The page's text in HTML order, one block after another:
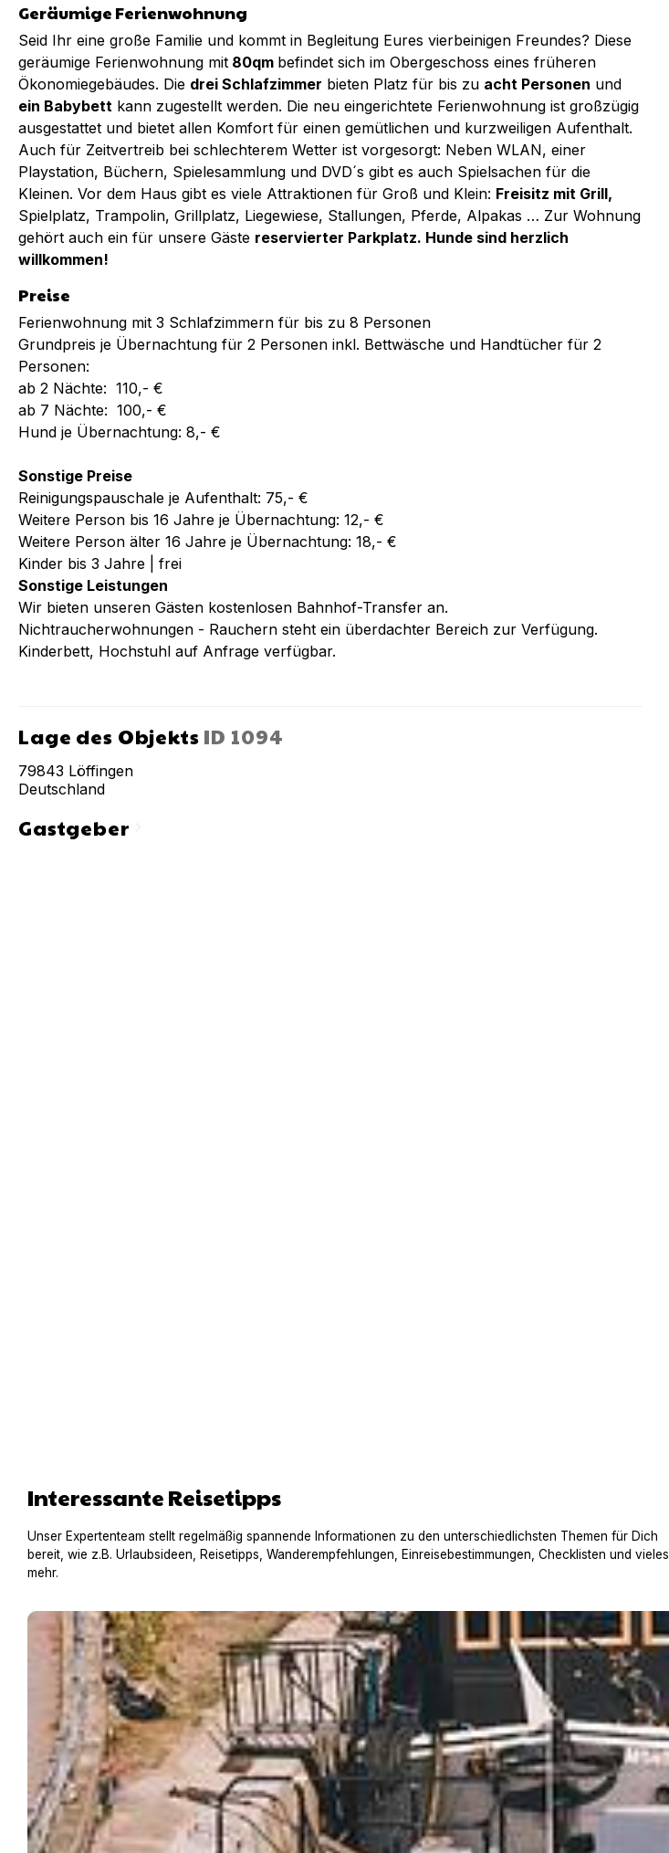
Geräumige Ferienwohnung
Seid Ihr eine große Familie und kommt in Begleitung Eures vierbeinigen Freundes? Diese
geräumige Ferienwohnung mit 80qm befindet sich im Obergeschoss eines früheren
Ökonomiegebäudes. Die drei Schlafzimmer bieten Platz für bis zu acht Personen und
ein Babybett kann zugestellt werden. Die neu eingerichtete Ferienwohnung ist großzügig
ausgestattet und bietet allen Komfort für einen gemütlichen und kurzweiligen Aufenthalt.
Auch für Zeitvertreib bei schlechterem Wetter ist vorgesorgt: Neben WLAN, einer
Playstation, Büchern, Spielesammlung und DVD´s gibt es auch Spielsachen für die
Kleinen. Vor dem Haus gibt es viele Attraktionen für Groß und Klein: Freisitz mit Grill,
Spielplatz, Trampolin, Grillplatz, Liegewiese, Stallungen, Pferde, Alpakas … Zur Wohnung
gehört auch ein für unsere Gäste reservierter Parkplatz. Hunde sind herzlich
willkommen!
Preise
Ferienwohnung mit 3 Schlafzimmern für bis zu 8 Personen
Grundpreis je Übernachtung für 2 Personen inkl. Bettwäsche und Handtücher für 2
Personen:
ab 2 Nächte: 110,- €
ab 7 Nächte: 100,- €
Hund je Übernachtung: 8,- €
Sonstige Preise
Reinigungspauschale je Aufenthalt: 75,- €
Weitere Person bis 16 Jahre je Übernachtung: 12,- €
Weitere Person älter 16 Jahre je Übernachtung: 18,- €
Kinder bis 3 Jahre | frei
Sonstige Leistungen
Wir bieten unseren Gästen kostenlosen Bahnhof-Transfer an.
Nichtraucherwohnungen - Rauchern steht ein überdachter Bereich zur Verfügung.
Kinderbett, Hochstuhl auf Anfrage verfügbar.
Lage des Objekts ID 1094
79843 Löffingen
Deutschland
Gastgeberchevron_right
Interessante Reisetipps
Unser Expertenteam stellt regelmäßig spannende Informationen zu den unterschiedlichsten Themen für Dich
bereit, wie z.B. Urlaubsideen, Reisetipps, Wanderempfehlungen, Einreisebestimmungen, Checklisten und vieles
mehr.
Hausboot mit Hund